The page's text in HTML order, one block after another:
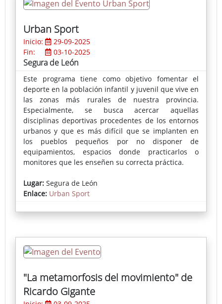
Urban Sport
Inicio:
29-09-2025
Fin:
03-10-2025
Segura de León
Este programa tiene como objetivo fomentar el
deporte en la población infantil y juvenil que vive en
las zonas más rurales de nuestra provincia.
Especialmente, se busca acercar aquellas
disciplinas deportivas procedentes de los entornos
urbanos y que es más difícil que se implanten en
los pueblos pequeños por no disponer de
equipamientos, espacios donde practicarlos o
monitores que les enseñen su correcta práctica.
En cada localidad se instala una pista deportiva
portátil donde se puede practicar skate, voleibol,
actividades muy demandadas por los más jóvenes.
Lugar: Segura de León
Enlace: Urban Sport
"La metamorfosis del movimiento" de
Ricardo Gigante